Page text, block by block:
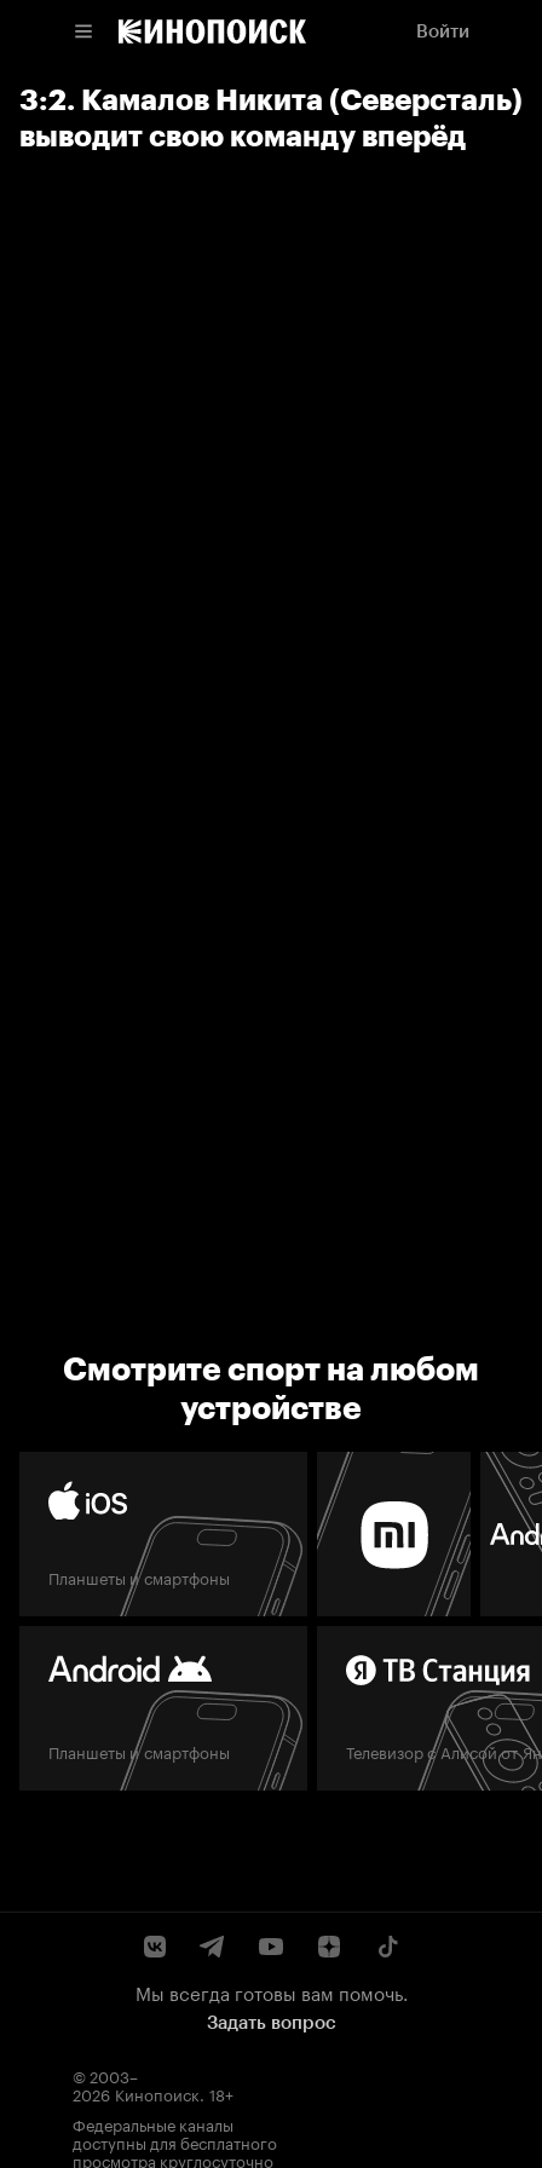
Войти
3:2. Камалов Никита (Северсталь)
выводит свою команду вперёд
Смотрите спорт на любом
устройстве
Планшеты и смартфоны
Планшеты и смартфоны Телевизор с Алисой от
Мы всегда готовы вам помочь.
Задать вопрос
© 2003–
2026 Кинопоиск. 18+
Федеральные каналы
доступны для бесплатного
просмотра круглосуточно